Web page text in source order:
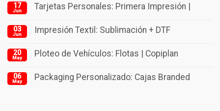
17
Jun Tarjetas Personales: Primera Impresión |
03
Jun Impresión Textil: Sublimación + DTF
20
May Ploteo de Vehículos: Flotas | Copiplan
06
May Packaging Personalizado: Cajas Branded